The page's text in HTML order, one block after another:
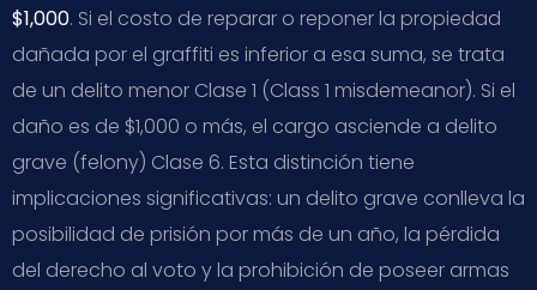
$1,000. Si el costo de reparar o reponer la propiedad
dañada por el graffiti es inferior a esa suma, se trata
de un delito menor Clase 1 (Class 1 misdemeanor). Si el
daño es de $1,000 o más, el cargo asciende a delito
grave (felony) Clase 6. Esta distinción tiene
implicaciones significativas: un delito grave conlleva la
posibilidad de prisión por más de un año, la pérdida
del derecho al voto y la prohibición de poseer armas